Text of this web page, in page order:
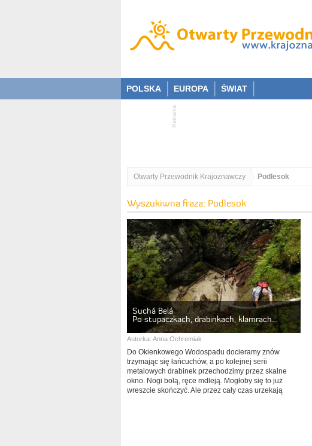
POLSKA EUROPA ŚWIAT
Otwarty Przewodnik Krajoznawczy Podlesok
Wyszukiwna fraza: Podlesok
Suchá Belá
Po stupaczkach, drabinkach, klamrach…
Autorka: Anna Ochremiak
Do Okienkowego Wodospadu docieramy znów
trzymając się łańcuchów, a po kolejnej serii
metalowych drabinek przechodzimy przez skalne
okno. Nogi bolą, ręce mdleją. Mogłoby się to już
wreszcie skończyć. Ale przez cały czas urzekają